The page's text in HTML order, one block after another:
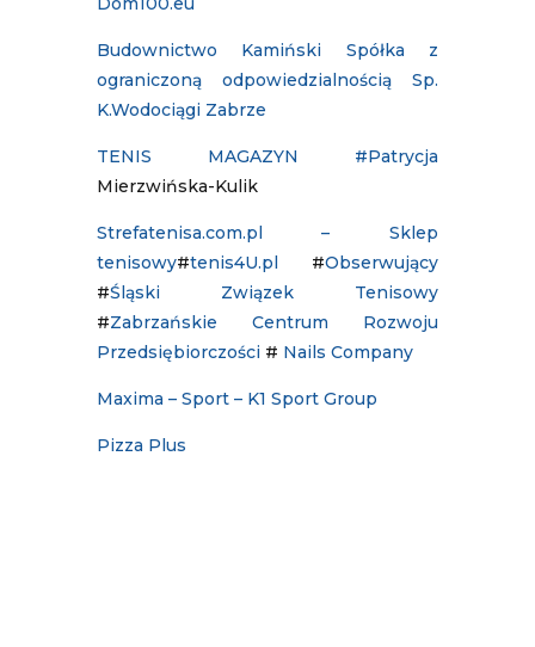
Budownictwo Kamiński Spółka z
ograniczoną odpowiedzialnością Sp.
K.Wodociągi Zabrze
TENIS MAGAZYN
#Patrycja
Mierzwińska-Kulik
Strefatenisa.com.pl – Sklep
tenisowy#tenis4U.pl #Obserwujący
#Śląski Związek Tenisowy
#Zabrzańskie Centrum Rozwoju
Przedsiębiorczości # Nails Company
Maxima – Sport – K1 Sport Group
Pizza Plus